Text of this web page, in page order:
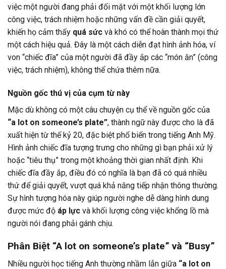
việc một người đang phải đối mặt với một khối lượng lớn
công việc, trách nhiệm hoặc những vấn đề cần giải quyết,
khiến họ cảm thấy quá sức và khó có thể hoàn thành mọi thứ
một cách hiệu quả. Đây là một cách diễn đạt hình ảnh hóa, ví
von “chiếc đĩa” của một người đã đầy ắp các “món ăn” (công
việc, trách nhiệm), không thể chứa thêm nữa.
Nguồn gốc thú vị của cụm từ này
Mặc dù không có một câu chuyện cụ thể về nguồn gốc của
“a lot on someone’s plate”, thành ngữ này được cho là đã
xuất hiện từ thế kỷ 20, đặc biệt phổ biến trong tiếng Anh Mỹ.
Hình ảnh chiếc đĩa tượng trưng cho những gì bạn phải xử lý
hoặc “tiêu thụ” trong một khoảng thời gian nhất định. Khi
chiếc đĩa đầy ắp, điều đó có nghĩa là bạn đã có quá nhiều
thứ để giải quyết, vượt quá khả năng tiếp nhận thông thường.
Sự hình tượng hóa này giúp người nghe dễ dàng hình dung
được mức độ áp lực và khối lượng công việc khổng lồ mà
người nói đang phải gánh chịu.
Phân Biệt “A lot on someone’s plate” và “Busy”
Nhiều người học tiếng Anh thường nhầm lẫn giữa “a lot on